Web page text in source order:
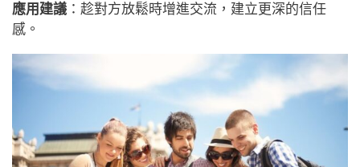
應用建議 ：趁對方放鬆時增進交流，建立更深的信任
感。